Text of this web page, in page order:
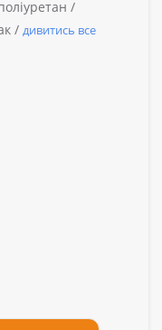
/
/ дивитись все